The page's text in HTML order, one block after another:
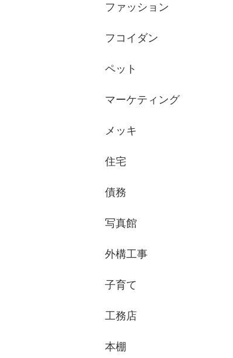
ファッション
フコイダン
ペット
マーケティング
メッキ
住宅
債務
写真館
外構工事
子育て
工務店
本棚